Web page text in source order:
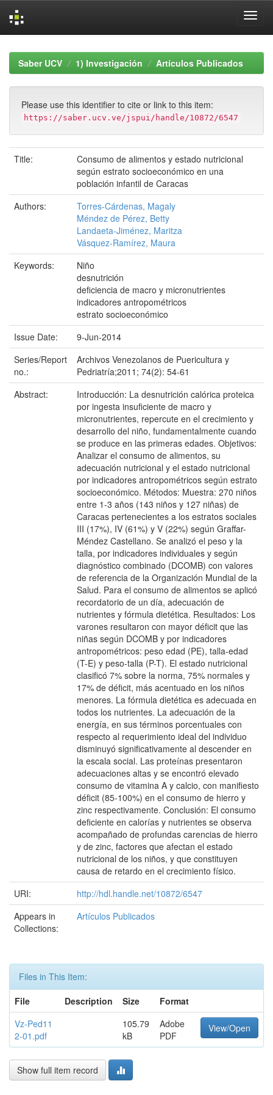
navigationSaber UCV 1) Investigación Artículos Publicados
Please use this identifier to cite or link to this item:
https://saber.ucv.ve/jspui/handle/10872/6547
Title:
Consumo de alimentos y estado nutricional
según estrato socioeconómico en una
población infantil de Caracas
Authors:
Torres-Cárdenas, Magaly
Méndez de Pérez, Betty
Landaeta-Jiménez, Maritza
Vásquez-Ramírez, Maura
Keywords:
Niño
desnutrición
deficiencia de macro y micronutrientes
indicadores antropométricos
estrato socioeconómico
Issue Date:
9-Jun-2014
Series/Report
no.:
Archivos Venezolanos de Puericultura y
Pedriatría;2011; 74(2): 54-61
Abstract:
Introducción: La desnutrición calórica proteica
por ingesta insuficiente de macro y
micronutrientes, repercute en el crecimiento y
desarrollo del niño, fundamentalmente cuando
se produce en las primeras edades. Objetivos:
Analizar el consumo de alimentos, su
adecuación nutricional y el estado nutricional
por indicadores antropométricos según estrato
socioeconómico. Métodos: Muestra: 270 niños
entre 1-3 años (143 niños y 127 niñas) de
Caracas pertenecientes a los estratos sociales
III (17%), IV (61%) y V (22%) según Graffar-
Méndez Castellano. Se analizó el peso y la
talla, por indicadores individuales y según
diagnóstico combinado (DCOMB) con valores
de referencia de la Organización Mundial de la
Salud. Para el consumo de alimentos se aplicó
recordatorio de un día, adecuación de
nutrientes y fórmula dietética. Resultados: Los
varones resultaron con mayor déficit que las
niñas según DCOMB y por indicadores
antropométricos: peso edad (PE), talla-edad
(T-E) y peso-talla (P-T). El estado nutricional
clasificó 7% sobre la norma, 75% normales y
17% de déficit, más acentuado en los niños
menores. La fórmula dietética es adecuada en
todos los nutrientes. La adecuación de la
energía, en sus términos porcentuales con
respecto al requerimiento ideal del individuo
disminuyó significativamente al descender en
la escala social. Las proteínas presentaron
adecuaciones altas y se encontró elevado
consumo de vitamina A y calcio, con manifiesto
déficit (85-100%) en el consumo de hierro y
zinc respectivamente. Conclusión: El consumo
deficiente en calorías y nutrientes se observa
acompañado de profundas carencias de hierro
y de zinc, factores que afectan el estado
nutricional de los niños, y que constituyen
causa de retardo en el crecimiento físico.
URI:
http://hdl.handle.net/10872/6547
Appears in
Collections:
Artículos Publicados
Files in This Item:
File
Description Size
Format
Vz-Ped11
2-01.pdf
105.79
kB
Adobe
PDF
View/Open
Show full item record